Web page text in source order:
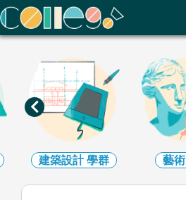
ColleGo! 大學選才與高中育才輔助系統
建築設計學群 藝術